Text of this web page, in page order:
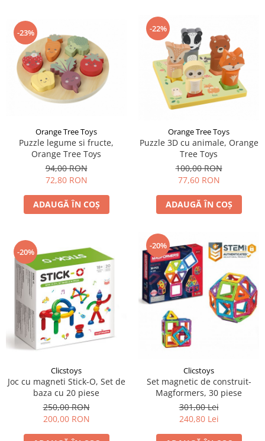
-23%
Orange Tree Toys
Puzzle legume si fructe,
Orange Tree Toys
94,00 RON
72,80 RON
ADAUGĂ ÎN COȘ
-22%
Orange Tree Toys
Puzzle 3D cu animale, Orange
Tree Toys
100,00 RON
77,60 RON
ADAUGĂ ÎN COȘ
-20%
Clicstoys
Joc cu magneti Stick-O, Set de
baza cu 20 piese
250,00 RON
200,00 RON
-20%
Clicstoys
Set magnetic de construit-
Magformers, 30 piese
301,00 Lei
240,80 Lei